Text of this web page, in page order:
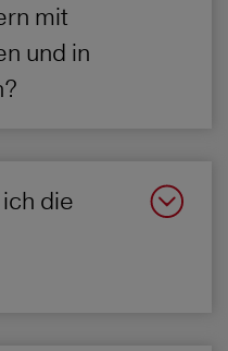
mit
und in
die